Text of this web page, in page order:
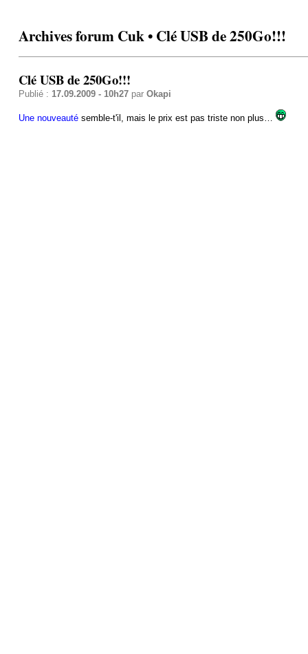
Archives forum Cuk • Clé USB de 250Go!!!
Clé USB de 250Go!!!
Publié : 17.09.2009 - 10h27par Okapi
Une nouveautésemble-t'il, mais le prix est pas triste non plus…